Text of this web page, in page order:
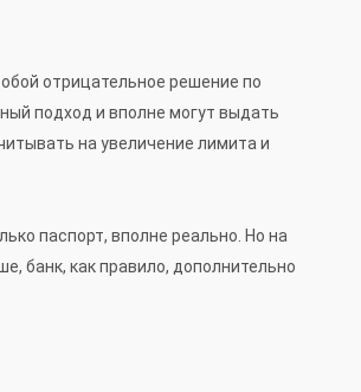
отрицательное решение по
подход и вполне могут выдать
на увеличение лимита и
паспорт, вполне реально. Но на
банк, как правило, дополнительно